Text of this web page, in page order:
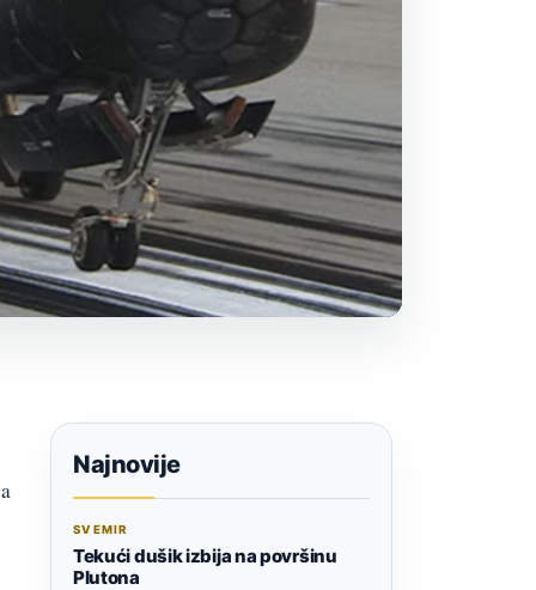
Najnovije
SVEMIR
Tekući dušik izbija na površinu
Plutona